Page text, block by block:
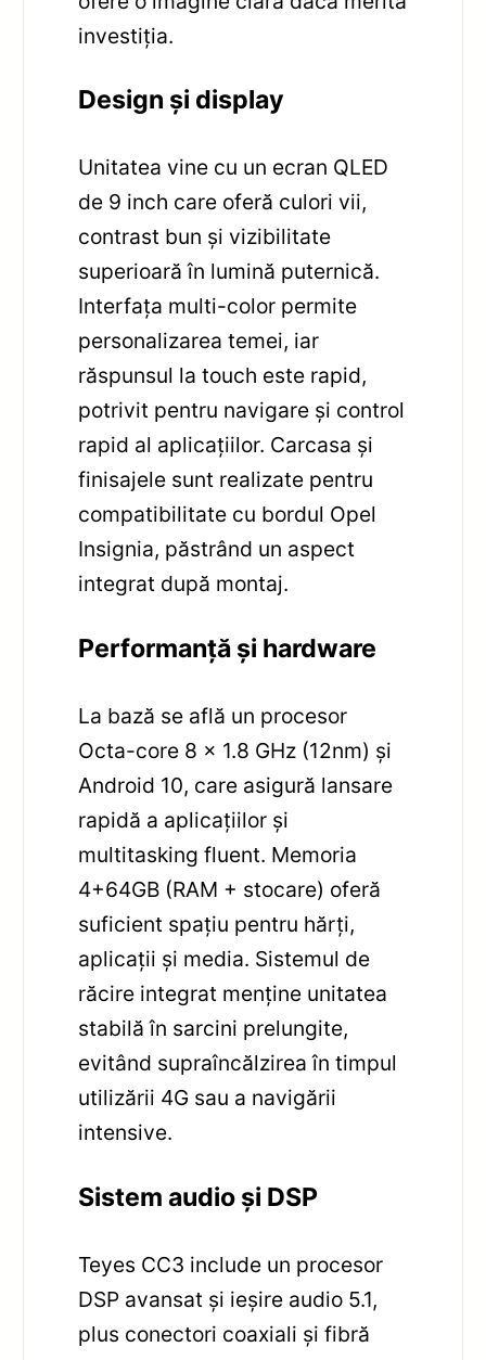
investiția.
Design și display
Unitatea vine cu un ecran QLED
de 9 inch care oferă culori vii,
contrast bun și vizibilitate
superioară în lumină puternică.
Interfața multi-color permite
personalizarea temei, iar
răspunsul la touch este rapid,
potrivit pentru navigare și control
rapid al aplicațiilor. Carcasa și
finisajele sunt realizate pentru
compatibilitate cu bordul Opel
Insignia, păstrând un aspect
integrat după montaj.
Performanță și hardware
La bază se află un procesor
Octa-core 8 x 1.8 GHz (12nm) și
Android 10, care asigură lansare
rapidă a aplicațiilor și
multitasking fluent. Memoria
4+64GB (RAM + stocare) oferă
suficient spațiu pentru hărți,
aplicații și media. Sistemul de
răcire integrat menține unitatea
stabilă în sarcini prelungite,
evitând supraîncălzirea în timpul
utilizării 4G sau a navigării
intensive.
Sistem audio și DSP
Teyes CC3 include un procesor
DSP avansat și ieșire audio 5.1,
plus conectori coaxiali și fibră